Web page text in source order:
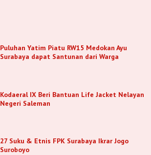
Puluhan Yatim Piatu RW15 Medokan Ayu
Surabaya dapat Santunan dari Warga
Kodaeral IX Beri Bantuan Life Jacket Nelayan
Negeri Saleman
27 Suku & Etnis FPK Surabaya Ikrar Jogo
Suroboyo